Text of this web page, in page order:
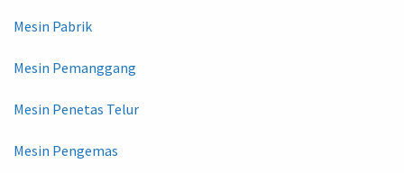
Mesin Pabrik
Mesin Pemanggang
Mesin Penetas Telur
Mesin Pengemas